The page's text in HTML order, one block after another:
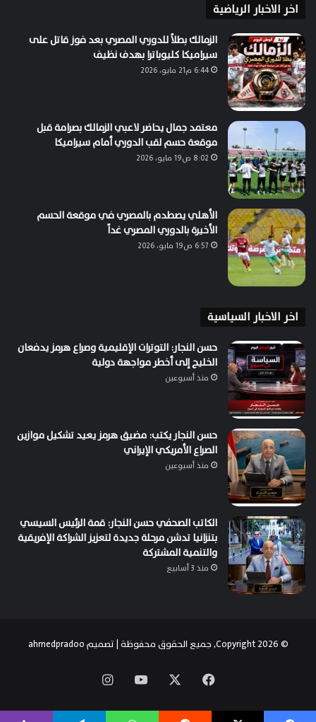
اخر الاخبار الرياضية
الزمالك بطلاً للدوري المصري بعد فوز قاتل على
سيراميكا كليوباترا بهدف نظيف
6:44 م21 مايو، 2026
معتمد جمال يحاضر لاعبي الزمالك بصرامة قبل
موقعة حسم لقب الدوري أمام سيراميكا
8:02 ص19 مايو، 2026
الأهلي يصطدم بالمصري في موقعة الحسم
الأخيرة بالدوري المصري غداً
6:57 ص19 مايو، 2026
اخر الاخبار السياسية
حسن النجار: التوترات الإقليمية وصراع هرمز يدفعان
الخليج إلى أخطر مواجهة دولية
منذ أسبوعين
حسن النجار يكتب: مضيق هرمز يعيد تشكيل موازين
الصراع الأمريكي الإيراني
منذ أسبوعين
الكاتب الصحفي حسن النجار: قمة الرئيس السيسي
بتنزانيا تدشن مرحلة جديدة لتعزيز الشراكة الإفريقية
والتنمية المشتركة
منذ 3 أسابيع
© Copyright 2026, جميع الحقوق محفوظة | تصميم ahmedpradoo
فيسبوك ‫YouTube